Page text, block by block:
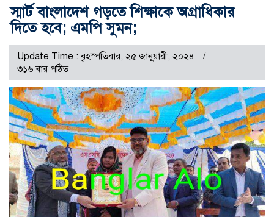
স্মার্ট বাংলাদেশ গড়তে শিক্ষাকে অগ্রাধিকার
দিতে হবে; এমপি সুমন;
Update Time : বৃহস্পতিবার, ২৫ জানুয়ারী, ২০২৪
৩১৬ বার পঠিত